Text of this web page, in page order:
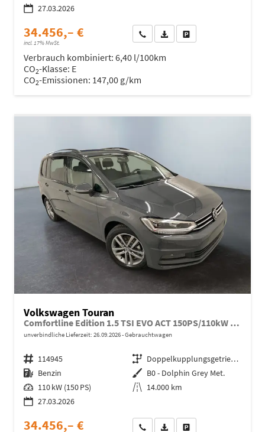
27.03.2026
34.456,– €
incl. 17% MwSt.
Wir rufen Sie anFahrzeugexposé (PDF)
Verbrauch kombiniert: 6,40 l/100km
CO2-Klasse: E
CO2-Emissionen: 147,00 g/km
Volkswagen Touran
Comfortline Edition 1.5 TSI EVO ACT 150PS/110kW DSG7 2026 +APP-Connect+RFK+17"ALU+SHZ
unverbindliche Lieferzeit: 26.09.2026 Gebrauchtwagen
Fahrzeugnr. 114945 Getriebe
Doppelkupplungsgetriebe (DSG)
Kraftstoff Benzin Außenfarbe B0 - Dolphin Grey Met.
Leistung 110 kW (150 PS) Kilometerstand 14.000 km
27.03.2026
34.456,– € Wir rufen Sie anFahrzeugexposé (PDF)